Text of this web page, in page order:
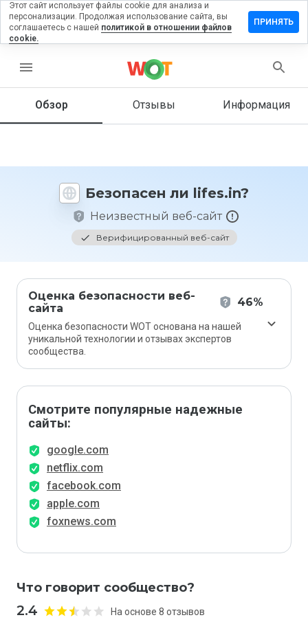
menu
Обзор Отзывы Информация
Безопасен ли lifes.in?
Неизвестный веб-сайт
Верифицированный веб-сайт
Оценка безопасности веб-
сайта
46%
Оценка безопасности WOT основана на нашей
уникальной технологии и отзывах экспертов
сообщества.
Смотрите популярные надежные
сайты:
google.com
netflix.com
facebook.com
apple.com
foxnews.com
Что говорит сообщество?
2.4 На основе 8 отзывов
на
Как бы
этот
Этот сайт использует файлы cookie для анализа и
персонализации. Продолжая использование сайта, вы
соглашаетесь с нашей политикой в отношении файлов
cookie.
ПРИНЯТЬ